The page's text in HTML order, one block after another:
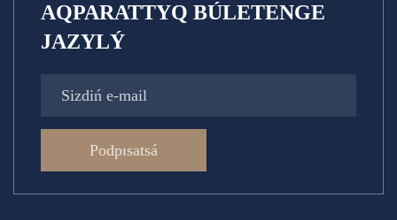
AQPARATTYQ BÚLETENGE
JAZYLÝ
Podpısatsá